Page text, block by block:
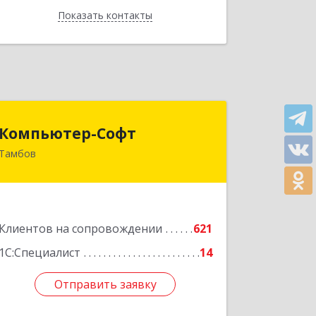
Показать контакты
Назад
Компьютер-Софт
Тамбов
Клиентов на сопровождении
621
1С:Специалист
14
Отправить заявку
Компьютер-Софт
392000, Тамбовская обл, Тамбов г,
Отправить заявку